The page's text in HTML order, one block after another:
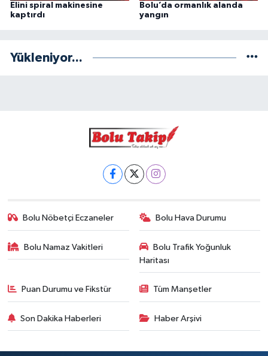
Elini spiral makinesine
kaptırdı
Bolu’da ormanlık alanda
yangın
Yükleniyor...
Bolu Nöbetçi Eczaneler Bolu Hava Durumu
Bolu Namaz Vakitleri
Bolu Trafik Yoğunluk
Haritası
Puan Durumu ve Fikstür Tüm Manşetler
Son Dakika Haberleri Haber Arşivi